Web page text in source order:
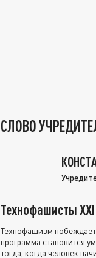
СЛОВО
Технофашисты
Технофашизм побеждает
программа становится
тогда, когда человек